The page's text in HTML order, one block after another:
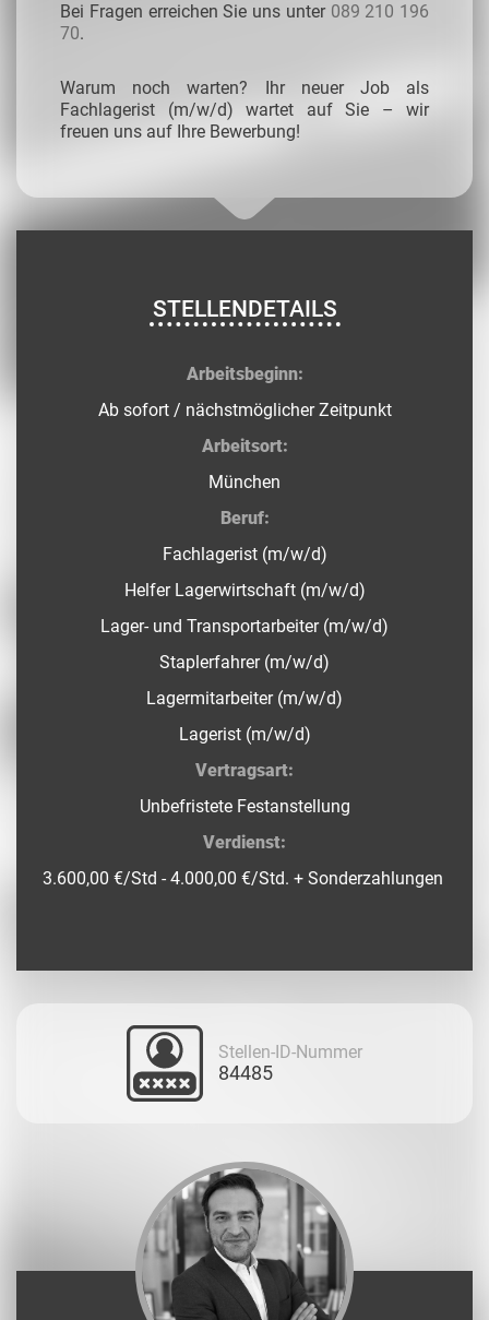
Bei Fragen erreichen Sie uns unter089 210 196
70.
Warum noch warten? Ihr neuer Job als
Fachlagerist (m/w/d) wartet auf Sie – wir
freuen uns auf Ihre Bewerbung!
STELLENDETAILS
Arbeitsbeginn:
Ab sofort / nächstmöglicher Zeitpunkt
Arbeitsort:
München
Beruf:
Fachlagerist (m/w/d)
Helfer Lagerwirtschaft (m/w/d)
Lager- und Transportarbeiter (m/w/d)
Staplerfahrer (m/w/d)
Lagermitarbeiter (m/w/d)
Lagerist (m/w/d)
Vertragsart:
Unbefristete Festanstellung
Verdienst:
3.600,00 €/Std - 4.000,00 €/Std. + Sonderzahlungen
Stellen-ID-Nummer
84485